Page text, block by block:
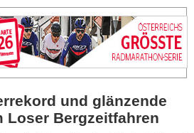
und glänzende
Loser Bergzeitfahren